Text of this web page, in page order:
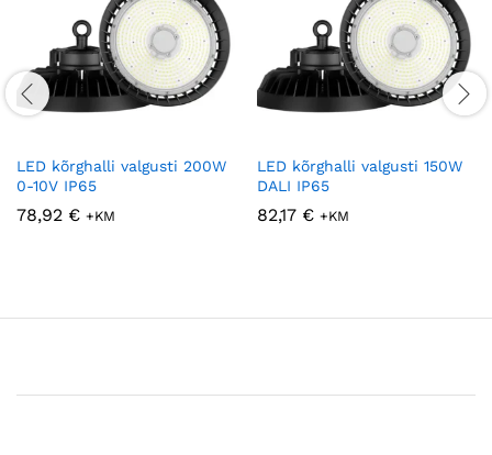
LED kõrghalli valgusti 200W
0-10V IP65
78,92 € +KM
LED kõrghalli valgusti 150W
DALI IP65
82,17 € +KM